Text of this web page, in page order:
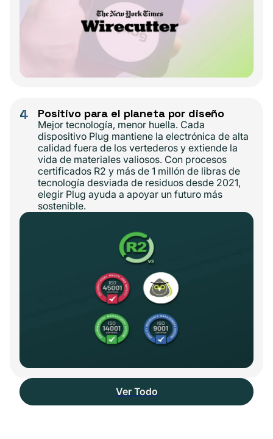
4 Positivo para el planeta por diseño
Mejor tecnología, menor huella. Cada
dispositivo Plug mantiene la electrónica de alta
calidad fuera de los vertederos y extiende la
vida de materiales valiosos. Con procesos
certificados R2 y más de 1 millón de libras de
tecnología desviada de residuos desde 2021,
elegir Plug ayuda a apoyar un futuro más
sostenible.
Ver Todo